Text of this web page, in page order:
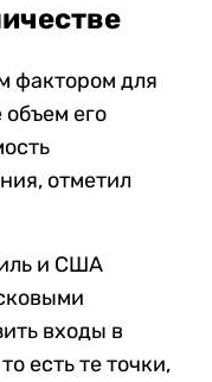
фактором для
его
отметил
и США
входы в
есть те точки,